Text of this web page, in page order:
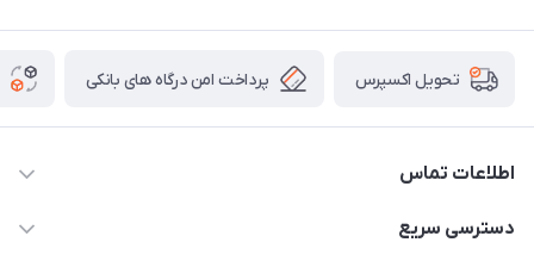
تحویل اکسپرس پرداخت امن درگاه های بانکی
اطلاعات تماس
09012926386
دسترسی سریع